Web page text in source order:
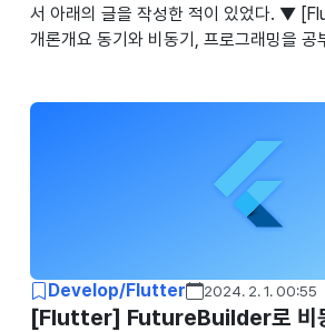
서 아래의 글을 작성한 적이 있었다. ▼
개론개요 동기와 비동기, 프로그래밍을 공
지만noguen.com 해당 글의 내용이 잘못
읽어봤을 때는 아직까지는 잘못된 점을 못
기를 다르게 보는 시각이 있다는 이야기가
리하려고 한다. 제어 흐름으로 본 동기와
의 개념 동기는 Synchronous, 비동기는
Develop/Flutter 2024. 2. 1. 00:55
[Flutter] FutureBuilder로 비동